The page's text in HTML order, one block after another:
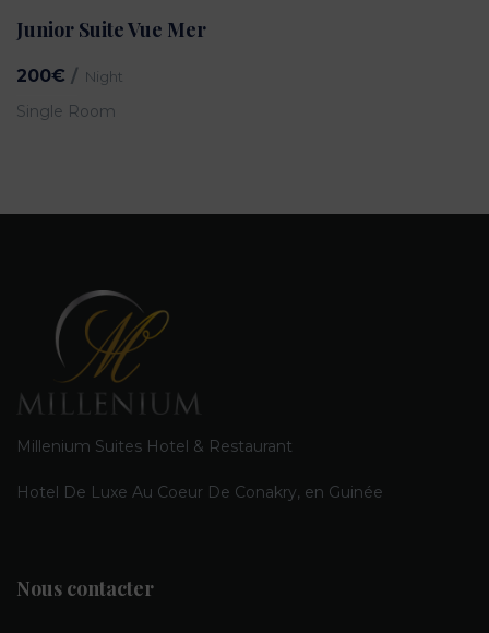
Junior Suite Vue Mer
200€ Night
Single Room
Millenium Suites Hotel & Restaurant
Hotel De Luxe Au Coeur De Conakry, en Guinée
Nous contacter